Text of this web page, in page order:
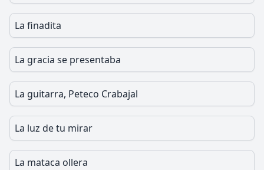
La finadita
La gracia se presentaba
La guitarra, Peteco Crabajal
La luz de tu mirar
La mataca ollera